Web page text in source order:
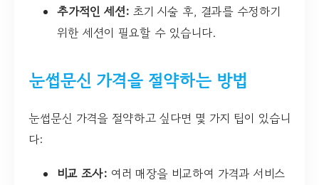
추가적인 세션: 초기 시술 후, 결과를 수정하기
위한 세션이 필요할 수 있습니다.
눈썹문신 가격을 절약하는 방법
눈썹문신 가격을 절약하고 싶다면 몇 가지 팁이 있습니
다:
비교 조사: 여러 매장을 비교하여 가격과 서비스